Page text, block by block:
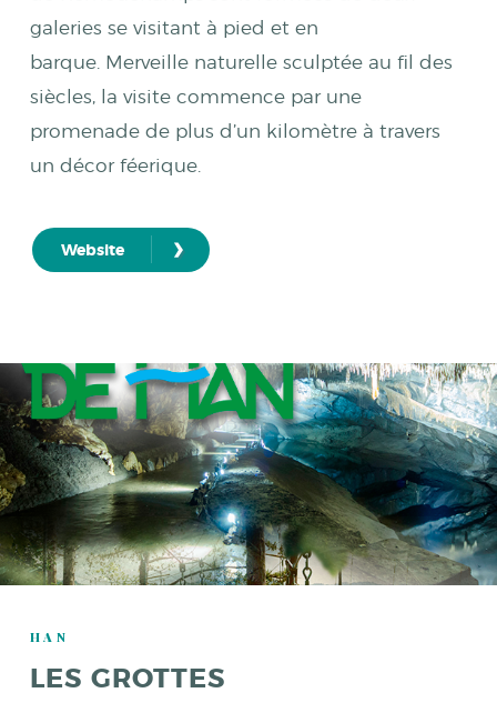
galeries se visitant à pied et en
barque. Merveille naturelle sculptée au fil des
siècles, la visite commence par une
promenade de plus d’un kilomètre à travers
un décor féerique.
Website ›
HAN
LES GROTTES